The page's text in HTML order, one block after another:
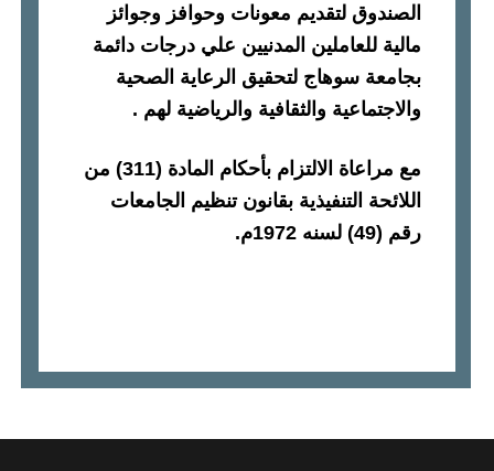
الصندوق لتقديم معونات وحوافز وجوائز
مالية للعاملين المدنيين علي درجات دائمة
بجامعة سوهاج لتحقيق الرعاية الصحية
والاجتماعية والثقافية والرياضية لهم.
مع مراعاة الالتزام بأحكام المادة (311)
من
اللائحة التنفيذية بقانون تنظيم الجامعات
لسنه 1972 م.